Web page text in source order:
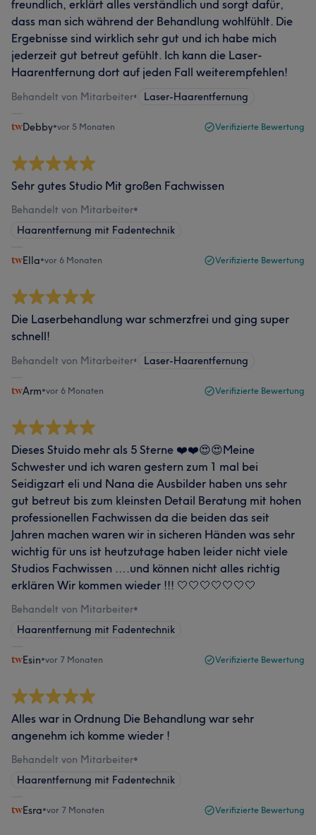
freundlich, erklärt alles verständlich und sorgt dafür,
dass man sich während der Behandlung wohlfühlt. Die
Ergebnisse sind wirklich sehr gut und ich habe mich
jederzeit gut betreut gefühlt. Ich kann die Laser-
Haarentfernung dort auf jeden Fall weiterempfehlen!
Behandelt von Mitarbeiter• Laser-Haarentfernung
Debby•vor 5 Monaten Verifizierte Bewertung
Sehr gutes Studio Mit großen Fachwissen
Behandelt von Mitarbeiter•
Haarentfernung mit Fadentechnik
Ella•vor 6 Monaten Verifizierte Bewertung
Die Laserbehandlung war schmerzfrei und ging super
schnell!
Behandelt von Mitarbeiter• Laser-Haarentfernung
Arm•vor 6 Monaten Verifizierte Bewertung
Dieses Stuido mehr als 5 Sterne ❤️❤️😍😍Meine
Schwester und ich waren gestern zum 1 mal bei
Seidigzart eli und Nana die Ausbilder haben uns sehr
gut betreut bis zum kleinsten Detail Beratung mit hohen
professionellen Fachwissen da die beiden das seit
Jahren machen waren wir in sicheren Händen was sehr
wichtig für uns ist heutzutage haben leider nicht viele
Studios Fachwissen ….und können nicht alles richtig
erklären Wir kommen wieder !!! 🤍🤍🤍🤍🤍🤍🤍
Behandelt von Mitarbeiter•
Haarentfernung mit Fadentechnik
Esin•vor 7 Monaten Verifizierte Bewertung
Alles war in Ordnung Die Behandlung war sehr
angenehm ich komme wieder !
Behandelt von Mitarbeiter•
Haarentfernung mit Fadentechnik
Esra•vor 7 Monaten Verifizierte Bewertung